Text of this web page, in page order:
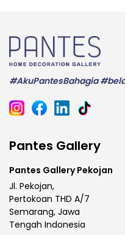
#AkuPantesBahagia
Pantes Gallery
Pantes Gallery Pekojan
Jl. Pekojan,
Pertokoan THD A/7
Semarang, Jawa
Tengah Indonesia